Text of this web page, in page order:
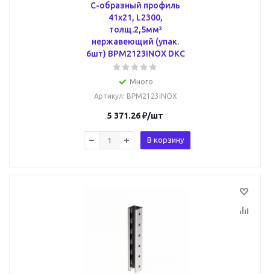
С-образный профиль
41х21, L2300,
толщ.2,5мм²
нержавеющий (упак.
6шт) BPM2123INOX DKC
Много
Артикул: BPM2123INOX
5 371.26₽/шт
В корзину